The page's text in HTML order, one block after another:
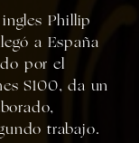
Phillip
a España
por el
S100, da un
trabajo.